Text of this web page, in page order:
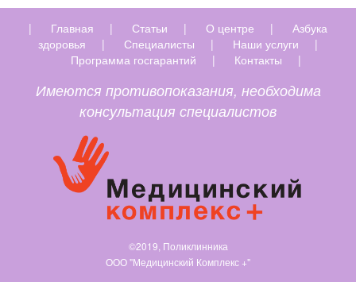
| Главная | Статьи | О центре |
Азбука
здоровья
| Специалисты | Наши услуги
|
Программа госгарантий
| Контакты |
Имеются противопоказания, необходима
консультация специалистов
©2019, Поликлинника
ООО "Медицинский Комплекс +"